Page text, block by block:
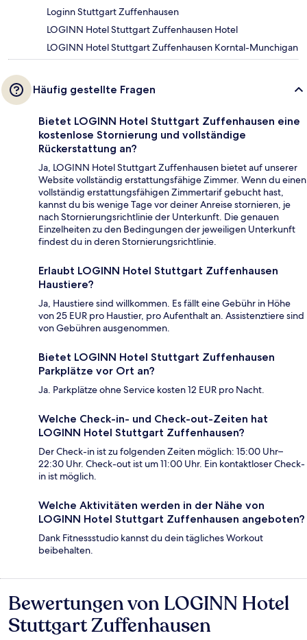
Loginn Stuttgart Zuffenhausen
LOGINN Hotel Stuttgart Zuffenhausen Hotel
LOGINN Hotel Stuttgart Zuffenhausen Korntal-Munchigan
Häufig gestellte Fragen
Bietet LOGINN Hotel Stuttgart Zuffenhausen eine
kostenlose Stornierung und vollständige
Rückerstattung an?
Ja, LOGINN Hotel Stuttgart Zuffenhausen bietet auf unserer
Website vollständig erstattungsfähige Zimmer. Wenn du einen
vollständig erstattungsfähigen Zimmertarif gebucht hast,
kannst du bis wenige Tage vor deiner Anreise stornieren, je
nach Stornierungsrichtlinie der Unterkunft. Die genauen
Einzelheiten zu den Bedingungen der jeweiligen Unterkunft
findest du in deren Stornierungsrichtlinie.
Erlaubt LOGINN Hotel Stuttgart Zuffenhausen
Haustiere?
Ja, Haustiere sind willkommen. Es fällt eine Gebühr in Höhe
von 25 EUR pro Haustier, pro Aufenthalt an. Assistenztiere sind
von Gebühren ausgenommen.
Bietet LOGINN Hotel Stuttgart Zuffenhausen
Parkplätze vor Ort an?
Ja. Parkplätze ohne Service kosten 12 EUR pro Nacht.
Welche Check-in- und Check-out-Zeiten hat
LOGINN Hotel Stuttgart Zuffenhausen?
Der Check-in ist zu folgenden Zeiten möglich: 15:00 Uhr–
22:30 Uhr. Check-out ist um 11:00 Uhr. Ein kontaktloser Check-
in ist möglich.
Welche Aktivitäten werden in der Nähe von
LOGINN Hotel Stuttgart Zuffenhausen angeboten?
Dank Fitnessstudio kannst du dein tägliches Workout
beibehalten.
Bewertungen
Bewertungen von LOGINN Hotel
Stuttgart Zuffenhausen